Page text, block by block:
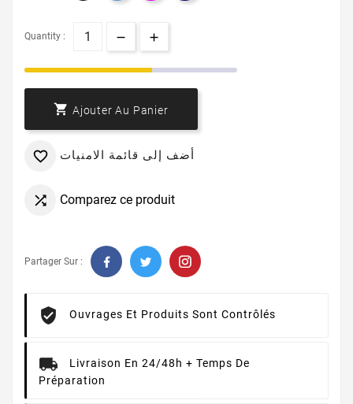
Quantity :
 Ajouter Au Panier
 أضف إلى قائمة الامنيات
 Comparez ce produit
Partager Sur :
Ouvrages Et Produits Sont Contrôlés
Livraison En 24/48h + Temps De
Préparation